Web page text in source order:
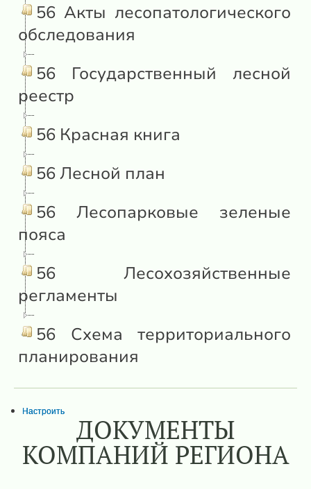
56 Акты лесопатологического
обследования
56 Государственный лесной
реестр
56 Красная книга
56 Лесной план
56 Лесопарковые зеленые
пояса
56 Лесохозяйственные
регламенты
56 Схема территориального
планирования
Настроить
ДОКУМЕНТЫ
КОМПАНИЙ РЕГИОНА